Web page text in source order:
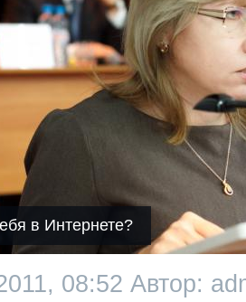
в Интернете?
08:52 Автор: